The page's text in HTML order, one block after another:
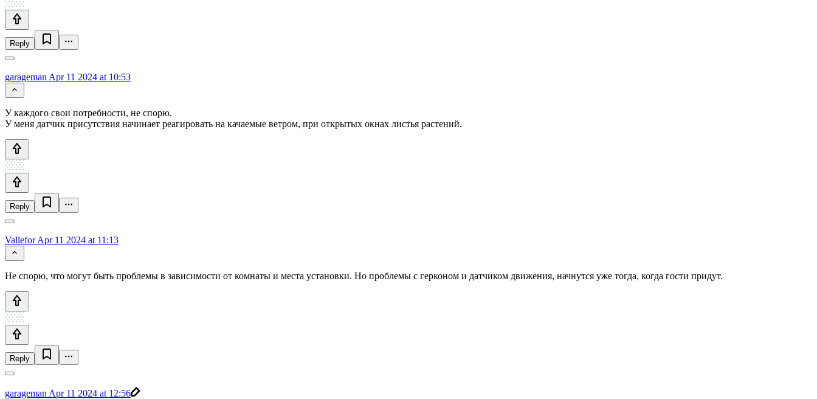
Reply
garageman Apr 11 2024 at 10:53
У каждого свои потребности, не спорю.
У меня датчик присутствия начинает реагировать на качаемые ветром, при открытых окнах листья растений.
Reply
ValleforApr 11 2024 at 11:13
Не спорю, что могут быть проблемы в зависимости от комнаты и места установки. Но проблемы с герконом и датчиком движения, начнутся уже тогда, когда гости придут.
Reply
garageman Apr 11 2024 at 12:56